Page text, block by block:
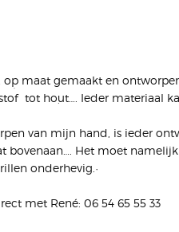
maat gemaakt en
tot hout…. Ieder materiaal
van mijn hand, is ieder
bovenaan…. Het moet
onderhevig.
met René: 06 54 65 55 33